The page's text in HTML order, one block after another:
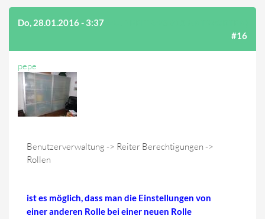
Do, 28.01.2016 - 3:37
#16
pepe
Benutzerverwaltung -> Reiter Berechtigungen ->
Rollen
ist es möglich, dass man die Einstellungen von
einer anderen Rolle bei einer neuen Rolle